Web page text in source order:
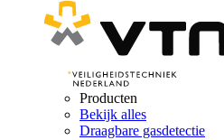
Producten
Bekijk alles
Draagbare gasdetectie